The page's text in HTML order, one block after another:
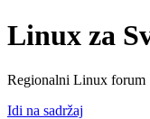
Linux za
Regionalni Linux forum
Idi na sadržaj